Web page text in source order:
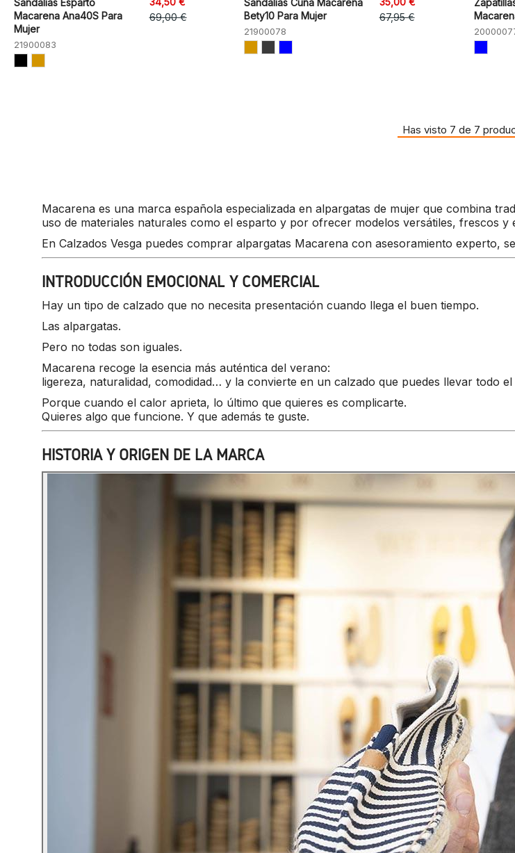
Sandalias Esparto
Macarena Ana40S Para
Mujer
21900083
69,00 €
Sandalias Cuña Macarena
Bety10 Para Mujer
21900078
67,95 €
Has visto 7 de 7
Macarena es una marca española especializada en alpargatas de mujer que combina
uso de materiales naturales como el esparto y por ofrecer modelos versátiles, frescos y
En Calzados Vesga puedes comprar alpargatas Macarena con asesoramiento experto,
INTRODUCCIÓN EMOCIONAL Y COMERCIAL
Hay un tipo de calzado que no necesita presentación cuando llega el buen tiempo.
Las alpargatas.
Pero no todas son iguales.
Macarena recoge la esencia más auténtica del verano:
ligereza, naturalidad, comodidad… y la convierte en un calzado que puedes llevar todo el
Porque cuando el calor aprieta, lo último que quieres es complicarte.
Quieres algo que funcione. Y que además te guste.
HISTORIA Y ORIGEN DE LA MARCA